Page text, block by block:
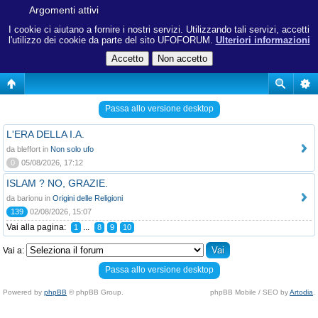
I cookie ci aiutano a fornire i nostri servizi. Utilizzando tali servizi, accetti
l'utilizzo dei cookie da parte del sito UFOFORUM. Ulteriori informazioni
Argomenti attivi
Passa allo versione desktop
L'ERA DELLA I.A.
da bleffort in Non solo ufo
0
05/08/2026, 17:12
ISLAM ? NO, GRAZIE.
da barionu in Origini delle Religioni
139
02/08/2026, 15:07
Vai alla pagina: 1 ... 8 9 10
Vai a:
Passa allo versione desktop
Powered by phpBB © phpBB Group. phpBB Mobile / SEO byArtodia